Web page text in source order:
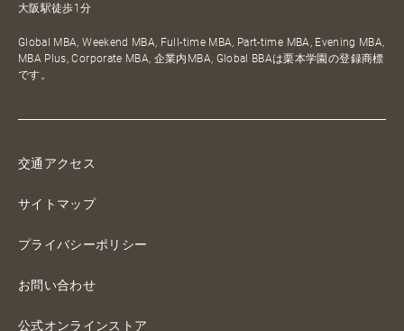
大阪駅徒歩1分
Global MBA, Weekend MBA, Full-time MBA, Part-time MBA, Evening MBA,
MBA Plus, Corporate MBA, 企業内MBA, Global BBAは栗本学園の登録商標
です。
交通アクセス
サイトマップ
プライバシーポリシー
お問い合わせ
公式オンラインストア